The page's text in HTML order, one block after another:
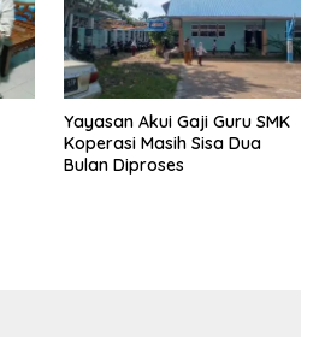
Yayasan Akui Gaji Guru SMK
Koperasi Masih Sisa Dua
Bulan Diproses